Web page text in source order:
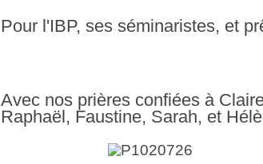
Pour l'IBP, ses séminaristes, et
Avec nos prières confiées à
Raphaël, Faustine, Sarah, et